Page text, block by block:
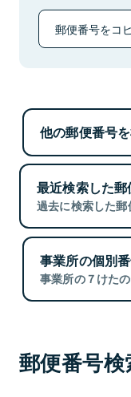
郵便番号をコ
他の郵便番号
最近検索した
過去に検索した郵
事業所の個別
事業所の７けた
郵便番号